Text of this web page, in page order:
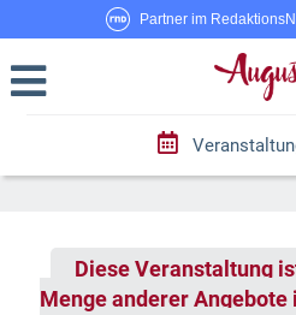
Partner im
Diese Veranstaltung
Menge anderer Angebote